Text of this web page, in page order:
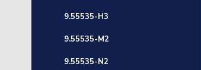
9.55535-H3
9.55535-M2
9.55535-N2